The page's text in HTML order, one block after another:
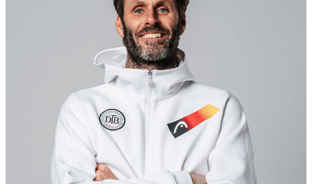
gesammelt haben. DieCookie-Einstellungen
jederzeit über den Link im Footer aufgerufen und
angepasst werden.